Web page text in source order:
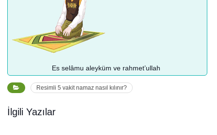
Es selâmu aleyküm ve rahmet’ullah
Resimli 5 vakit namaz nasıl kılınır?
İlgili Yazılar